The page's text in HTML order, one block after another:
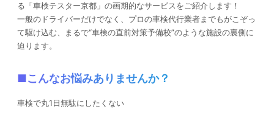
る「車検テスター京都」の画期的なサービスをご紹介します！
一般のドライバーだけでなく、プロの車検代行業者までもがこぞっ
て駆け込む、まるで“車検の直前対策予備校”のような施設の裏側に
迫ります。
■こんなお悩みありませんか？
車検で丸1日無駄にしたくない